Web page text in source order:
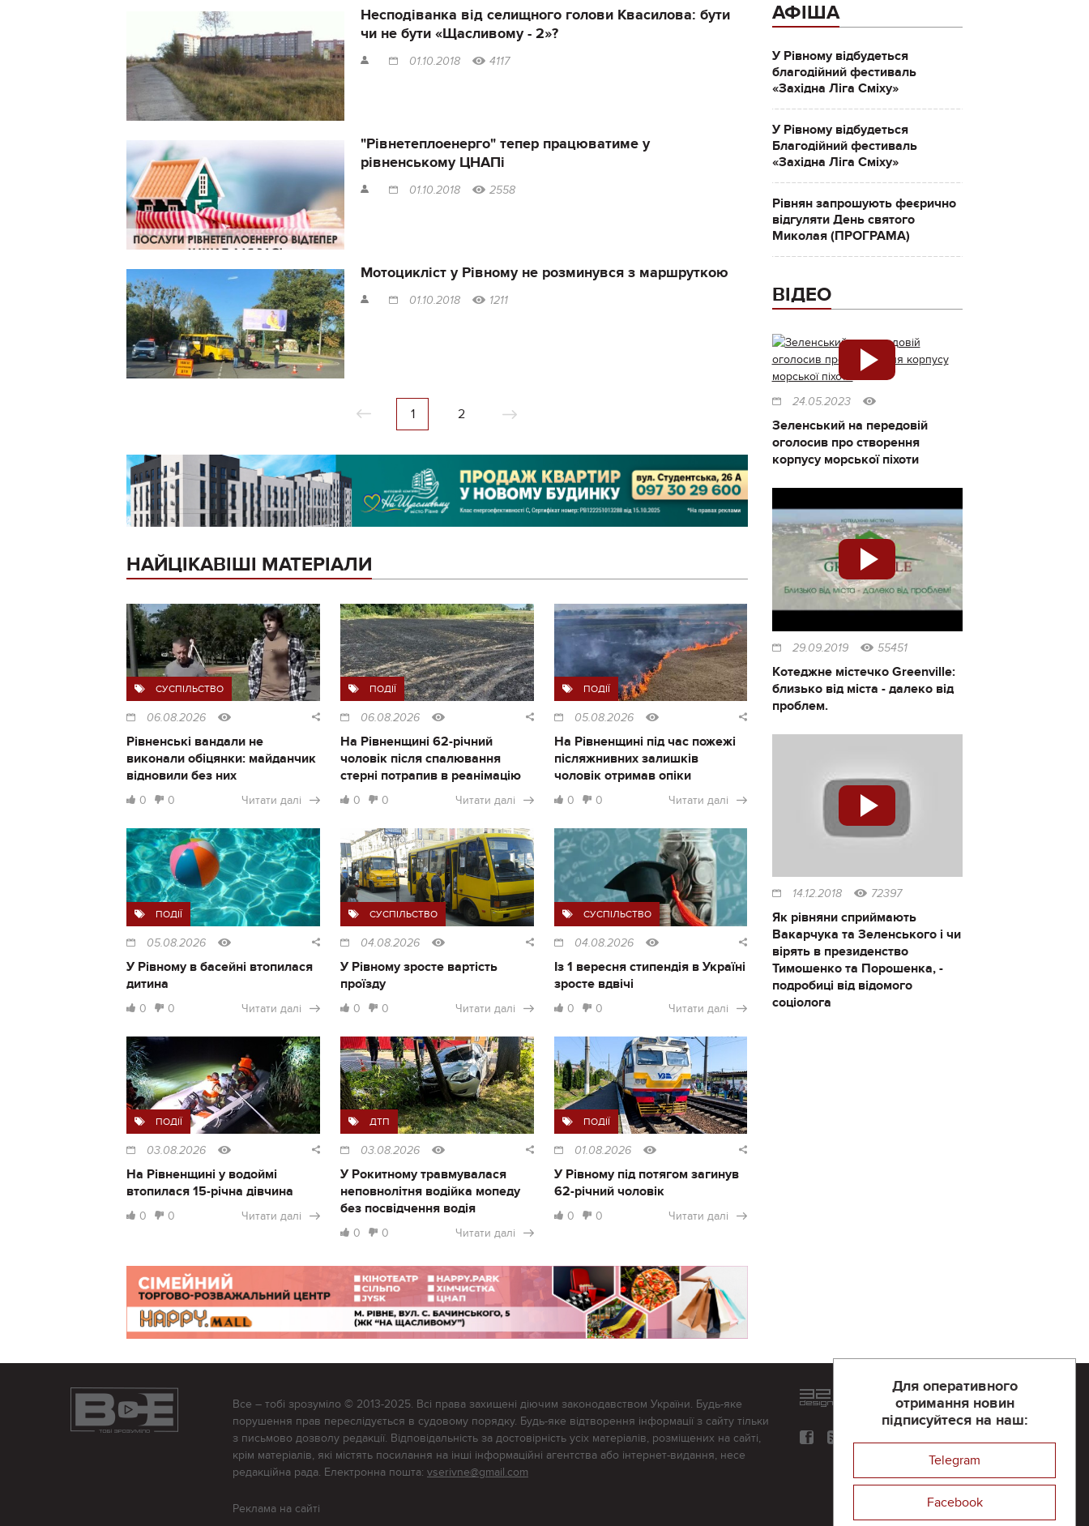
Несподіванка від селищного голови Квасилова: бути
чи не бути «Щасливому - 2»?
01.10.2018 4117
"Рівнетеплоенерго" тепер працюватиме у
рівненському ЦНАПі
01.10.2018 2558
Мотоцикліст у Рівному не розминувся з маршруткою
01.10.2018 1211
1 2
НАЙЦІКАВІШІ МАТЕРІАЛИ
СУСПІЛЬСТВО
06.08.2026
Рівненські вандали не
виконали обіцянки: майданчик
відновили без них
0 0 Читати далі
ПОДІЇ
06.08.2026
На Рівненщині 62-річний
чоловік після спалювання
стерні потрапив в реанімацію
0 0 Читати далі
ПОДІЇ
05.08.2026
На Рівненщині під час пожежі
післяжнивних залишків
чоловік отримав опіки
0 0 Читати далі
ПОДІЇ
05.08.2026
У Рівному в басейні втопилася
дитина
0 0 Читати далі
СУСПІЛЬСТВО
04.08.2026
У Рівному зросте вартість
проїзду
0 0 Читати далі
СУСПІЛЬСТВО
04.08.2026
Із 1 вересня стипендія в Україні
зросте вдвічі
0 0 Читати далі
ПОДІЇ
03.08.2026
На Рівненщині у водоймі
втопилася 15-річна дівчина
0 0 Читати далі
ДТП
03.08.2026
У Рокитному травмувалася
неповнолітня водійка мопеду
без посвідчення водія
0 0 Читати далі
ПОДІЇ
01.08.2026
У Рівному під потягом загинув
62-річний чоловік
0 0 Читати далі
АФІША
У Рівному відбудеться
благодійний фестиваль
«Західна Ліга Сміху»
У Рівному відбудеться
Благодійний фестиваль
«Західна Ліга Сміху»
Рівнян запрошують феєрично
відгуляти День святого
Миколая (ПРОГРАМА)
ВІДЕО
24.05.2023
Зеленський на передовій
оголосив про створення
корпусу морської піхоти
29.09.2019 55451
Котеджне містечко Greenville:
близько від міста - далеко від
проблем.
14.12.2018 72397
Як рівняни сприймають
Вакарчука та Зеленського і чи
вірять в президенство
Тимошенко та Порошенка, -
подробиці від відомого
соціолога
Для оперативного
отримання новин
підписуйтеся на наш:
Telegram
Facebook
Все – тобі зрозуміло © 2013-2025. Всі права захищені діючим законодавством України. Будь-яке
порушення прав переслідується в судовому порядку. Будь-яке відтворення інформації з сайту тільки
з письмово дозволу редакції. Відповідальність за достовірність усіх матеріалів, розміщених на сайті,
крім матеріалів, які містять посилання на інші інформаційні агентства або інтернет-видання, несе
редакційна рада. Електронна пошта: vserivne@gmail.com
Реклама на сайті
Розроблений та підтримується
компанії 32х32